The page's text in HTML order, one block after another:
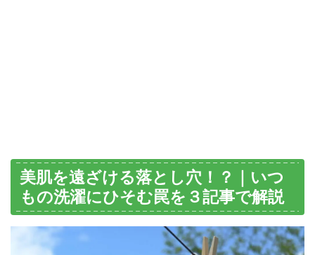
美肌を遠ざける落とし穴！？｜いつ
もの洗濯にひそむ罠を３記事で解説